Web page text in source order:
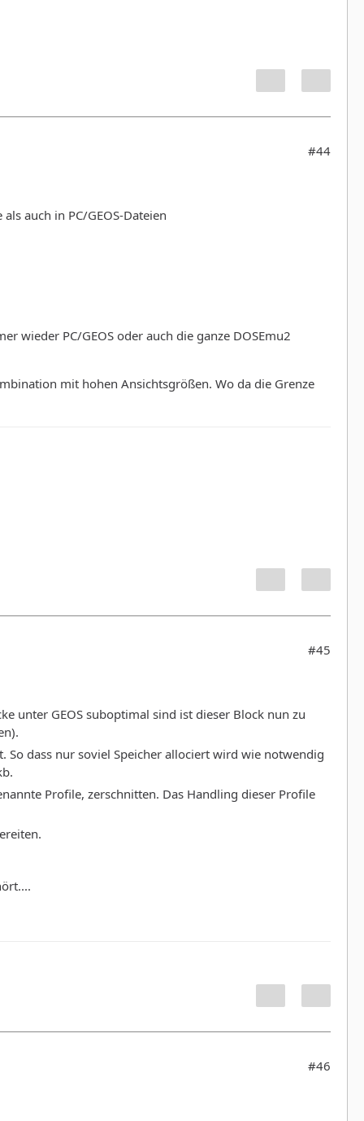
#44
auch in PC/GEOS-Dateien
wieder PC/GEOS oder auch die ganze DOSEmu2
mit hohen Ansichtsgrößen. Wo da die Grenze
#45
unter GEOS suboptimal sind ist dieser Block nun zu
So dass nur soviel Speicher allociert wird wie notwendig
Profile, zerschnitten. Das Handling dieser Profile
#46